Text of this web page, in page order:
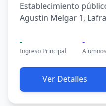
Establecimiento
Agustin Melgar 1,
-
Ingreso Principal
-
Alumnos
Ver Detalles